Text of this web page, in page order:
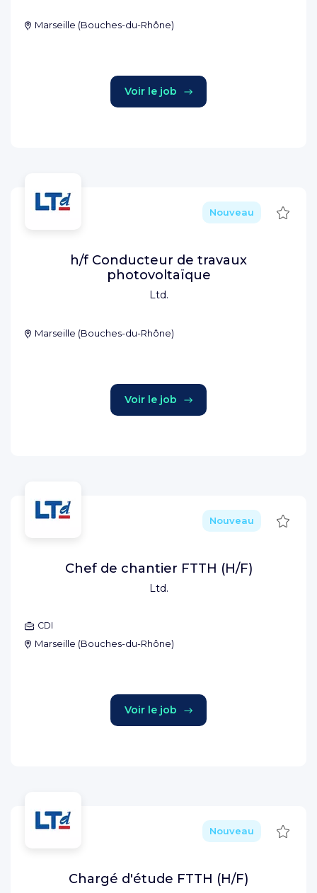
Marseille (Bouches-du-Rhône)
Voir le job
Ltd.
Nouveau
h/f Conducteur de travaux
photovoltaïque
Marseille (Bouches-du-Rhône)
Voir le job
Ltd.
Nouveau
Chef de chantier FTTH (H/F)
CDI
Marseille (Bouches-du-Rhône)
Voir le job
Nouveau
Chargé d'étude FTTH (H/F)